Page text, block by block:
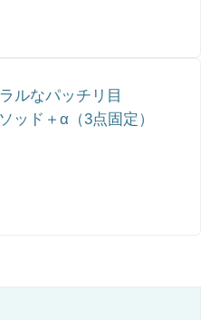
ルなパッチリ目
ッド＋α（3点固定）